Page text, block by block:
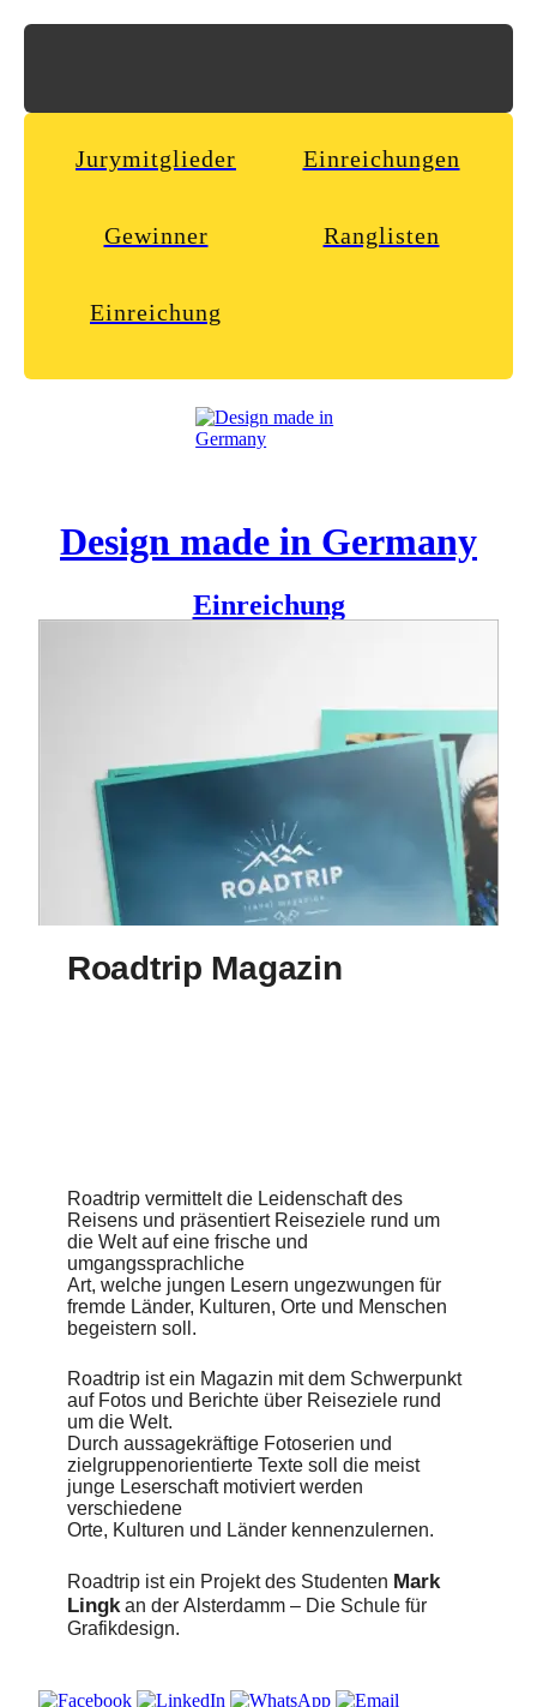
Jurymitglieder Einreichungen
Gewinner Ranglisten
Einreichung
Design made in Germany
Einreichung
Art, welche jungen Lesern ungezwungen für fremde Länder,
Kulturen, Orte und Menschen begeistern soll.
Roadtrip ist ein Magazin mit dem Schwerpunkt auf Fotos
und Berichte über Reiseziele rund um die Welt.
Durch aussagekräftige Fotoserien und zielgruppenorientierte
Texte soll die meist junge Leserschaft motiviert werden
verschiedene
Orte, Kulturen und Länder kennenzulernen.
Roadtrip ist ein Projekt des StudentenMark Lingkan der
Roadtrip Magazin
Roadtrip vermittelt die Leidenschaft des
Reisens und präsentiert Reiseziele rund um
die Welt auf eine frische und
umgangssprachliche
Art, welche jungen Lesern ungezwungen für
fremde Länder, Kulturen, Orte und Menschen
begeistern soll.
Roadtrip ist ein Magazin mit dem Schwerpunkt
auf Fotos und Berichte über Reiseziele rund
um die Welt.
Durch aussagekräftige Fotoserien und
zielgruppenorientierte Texte soll die meist
junge Leserschaft motiviert werden
verschiedene
Orte, Kulturen und Länder kennenzulernen.
Roadtrip ist ein Projekt des Studenten Mark
Lingk an der Alsterdamm – Die Schule für
Grafikdesign.